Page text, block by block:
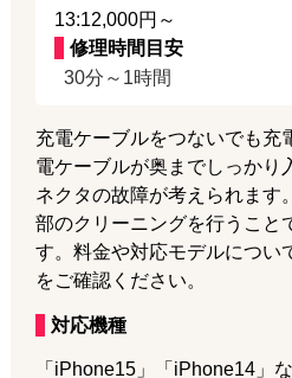
13:12,000円～
修理時間目安
30分～1時間
充電ケーブルをつないでも充
電ケーブルが奥までしっかり
ネクタの故障が考えられます
部のクリーニングを行うこと
す。料金や対応モデルについ
をご確認ください。
対応機種
「iPhone15」「iPhone14」